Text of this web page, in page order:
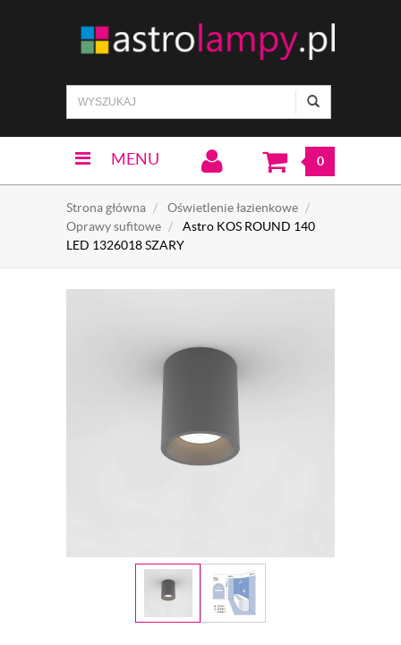
MENU 0
Strona główna
Oświetlenie łazienkowe
Oprawy sufitowe
Astro KOS ROUND 140
LED 1326018 SZARY